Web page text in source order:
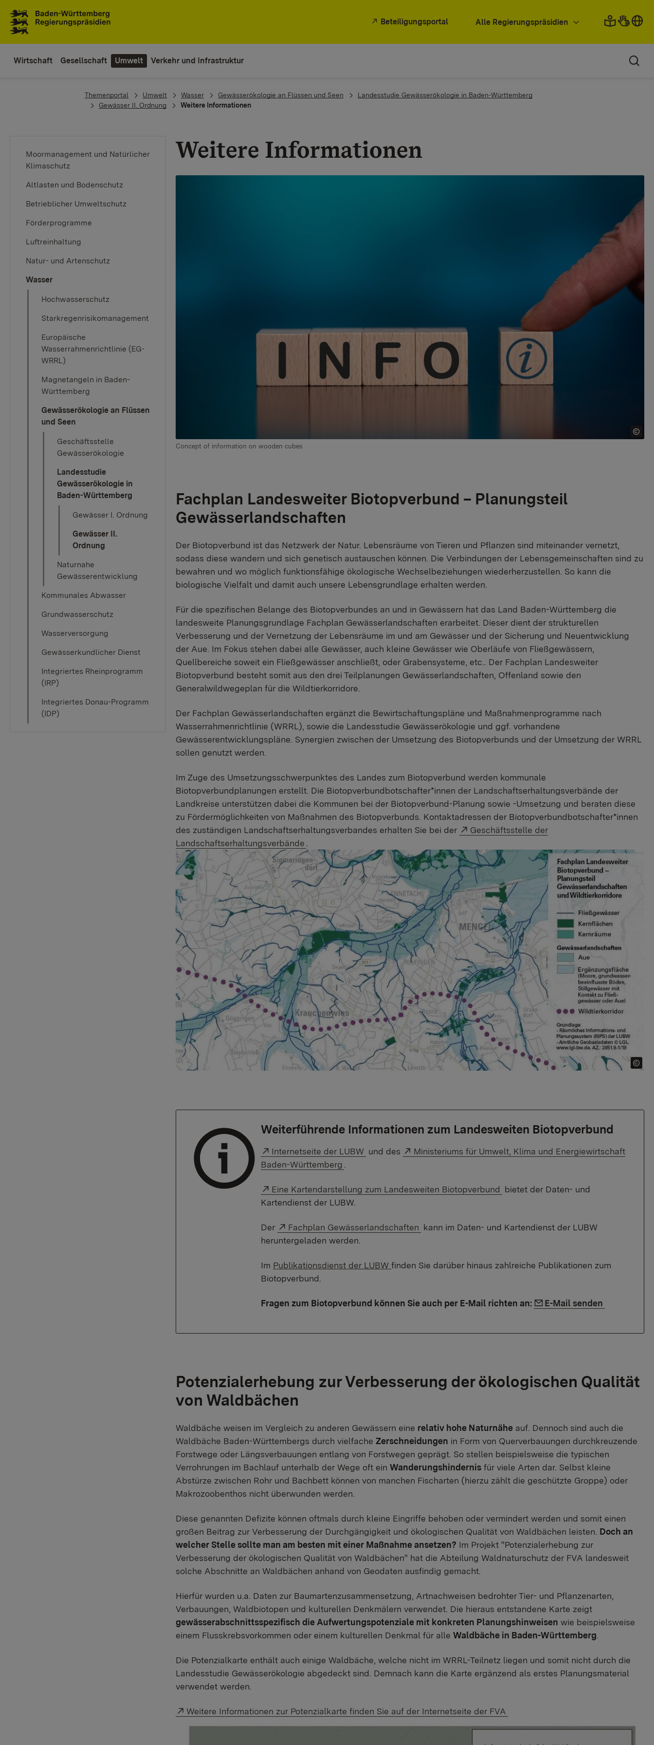
Beteiligungsportal Alle Regierungspräsidien
Wirtschaft Gesellschaft Umwelt Verkehr und Infrastruktur
You are here:
Themenportal Umwelt Wasser Gewässerökologie an Flüssen und Seen
Landesstudie Gewässerökologie in Baden-Württemberg
Gewässer II. Ordnung
Weitere Informationen
Moormanagement und Natürlicher
Klimaschutz
Altlasten und Bodenschutz
Betrieblicher Umweltschutz
Förderprogramme
Luftreinhaltung
Natur- und Artenschutz
Wasser
Hochwasserschutz
Starkregenrisikomanagement
Europäische
Wasserrahmenrichtlinie (EG-
WRRL)
Magnetangeln in Baden-
Württemberg
Gewässerökologie an Flüssen
und Seen
Geschäftsstelle
Gewässerökologie
Landesstudie
Gewässerökologie in
Baden-Württemberg
Gewässer I. Ordnung
Gewässer II.
Ordnung
Naturnahe
Gewässerentwicklung
Kommunales Abwasser
Grundwasserschutz
Wasserversorgung
Gewässerkundlicher Dienst
Integriertes Rheinprogramm
(IRP)
Integriertes Donau-Programm
(IDP)
Concept of information on wooden cubes
Weitere Informationen
Fachplan Landesweiter Biotopverbund – Planungsteil
Gewässerlandschaften
Der Biotopverbund ist das Netzwerk der Natur. Lebensräume von Tieren und Pflanzen sind miteinander vernetzt,
sodass diese wandern und sich genetisch austauschen können. Die Verbindungen der Lebensgemeinschaften sind zu
bewahren und wo möglich funktionsfähige ökologische Wechselbeziehungen wiederherzustellen. So kann die
biologische Vielfalt und damit auch unsere Lebensgrundlage erhalten werden.
Für die spezifischen Belange des Biotopverbundes an und in Gewässern hat das Land Baden-Württemberg die
landesweite Planungsgrundlage Fachplan Gewässerlandschaften erarbeitet. Dieser dient der strukturellen
Verbesserung und der Vernetzung der Lebensräume im und am Gewässer und der Sicherung und Neuentwicklung
der Aue. Im Fokus stehen dabei alle Gewässer, auch kleine Gewässer wie Oberläufe von Fließgewässern,
Quellbereiche soweit ein Fließgewässer anschließt, oder Grabensysteme, etc.. Der Fachplan Landesweiter
Biotopverbund besteht somit aus den drei Teilplanungen Gewässerlandschaften, Offenland sowie den
Generalwildwegeplan für die Wildtierkorridore.
Der Fachplan Gewässerlandschaften ergänzt die Bewirtschaftungspläne und Maßnahmenprogramme nach
Wasserrahmenrichtlinie (WRRL), sowie die Landesstudie Gewässerökologie und ggf. vorhandene
Gewässerentwicklungspläne. Synergien zwischen der Umsetzung des Biotopverbunds und der Umsetzung der WRRL
sollen genutzt werden.
Im Zuge des Umsetzungsschwerpunktes des Landes zum Biotopverbund werden kommunale
Biotopverbundplanungen erstellt. Die Biotopverbundbotschafter*innen der Landschaftserhaltungsverbände der
Landkreise unterstützen dabei die Kommunen bei der Biotopverbund-Planung sowie -Umsetzung und beraten diese
zu Fördermöglichkeiten von Maßnahmen des Biotopverbunds. Kontaktadressen der Biotopverbundbotschafter*innen
des zuständigen Landschaftserhaltungsverbandes erhalten Sie bei der
Externer Link:
Geschäftsstelle der
Landschaftserhaltungsverbände
Weiterführende Informationen zum Landesweiten Biotopverbund
Externer Link:
Internetseite der LUBW und des Externer Link:
Ministeriums für Umwelt, Klima und Energiewirtschaft
Baden-Württemberg
Externer Link:
Eine Kartendarstellung zum Landesweiten Biotopverbund bietet der Daten- und
Kartendienst der LUBW.
Der Externer Link:
Fachplan Gewässerlandschaften kann im Daten- und Kartendienst der LUBW
heruntergeladen werden.
Im Publikationsdienst der LUBW finden Sie darüber hinaus zahlreiche Publikationen zum
Biotopverbund.
Fragen zum Biotopverbund können Sie auch per E-Mail richten an: Link auf E-Mail:
E-Mail senden
Potenzialerhebung zur Verbesserung der ökologischen Qualität
von Waldbächen
Waldbäche weisen im Vergleich zu anderen Gewässern eine relativ hohe Naturnähe auf. Dennoch sind auch die
Waldbäche Baden-Württembergs durch vielfache Zerschneidungen in Form von Querverbauungen durchkreuzende
Forstwege oder Längsverbauungen entlang von Forstwegen geprägt. So stellen beispielsweise die typischen
Verrohrungen im Bachlauf unterhalb der Wege oft ein Wanderungshindernis für viele Arten dar. Selbst kleine
Abstürze zwischen Rohr und Bachbett können von manchen Fischarten (hierzu zählt die geschützte Groppe) oder
Makrozoobenthos nicht überwunden werden.
Diese genannten Defizite können oftmals durch kleine Eingriffe behoben oder vermindert werden und somit einen
großen Beitrag zur Verbesserung der Durchgängigkeit und ökologischen Qualität von Waldbächen leisten. Doch an
welcher Stelle sollte man am besten mit einer Maßnahme ansetzen? Im Projekt "Potenzialerhebung zur
Verbesserung der ökologischen Qualität von Waldbächen" hat die Abteilung Waldnaturschutz der FVA landesweit
solche Abschnitte an Waldbächen anhand von Geodaten ausfindig gemacht.
Hierfür wurden u.a. Daten zur Baumartenzusammensetzung, Artnachweisen bedrohter Tier- und Pflanzenarten,
Verbauungen, Waldbiotopen und kulturellen Denkmälern verwendet. Die hieraus entstandene Karte zeigt
gewässerabschnittsspezifisch die Aufwertungspotenziale mit konkreten Planungshinweisen wie beispielsweise
einem Flusskrebsvorkommen oder einem kulturellen Denkmal für alle Waldbäche in Baden-Württemberg
Die Potenzialkarte enthält auch einige Waldbäche, welche nicht im WRRL-Teilnetz liegen und somit nicht durch die
Landesstudie Gewässerökologie abgedeckt sind. Demnach kann die Karte ergänzend als erstes Planungsmaterial
verwendet werden.
Externer Link:
Weitere Informationen zur Potenzialkarte finden Sie auf der Internetseite der FVA